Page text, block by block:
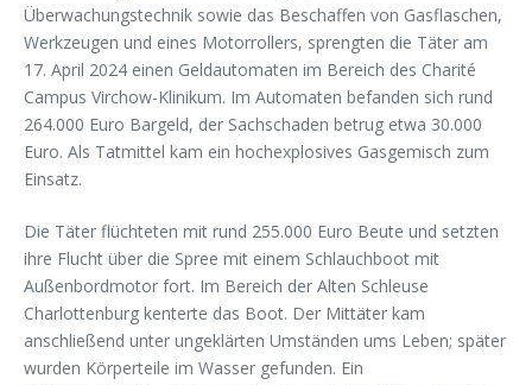
Überwachungstechnik sowie das Beschaffen von Gasflaschen,
Werkzeugen und eines Motorrollers, sprengten die Täter am
17. April 2024 einen Geldautomaten im Bereich des Charité
Campus Virchow-Klinikum. Im Automaten befanden sich rund
264.000 Euro Bargeld, der Sachschaden betrug etwa 30.000
Euro. Als Tatmittel kam ein hochexplosives Gasgemisch zum
Einsatz.
Die Täter flüchteten mit rund 255.000 Euro Beute und setzten
ihre Flucht über die Spree mit einem Schlauchboot mit
Außenbordmotor fort. Im Bereich der Alten Schleuse
Charlottenburg kenterte das Boot. Der Mittäter kam
anschließend unter ungeklärten Umständen ums Leben; später
wurden Körperteile im Wasser gefunden. Ein